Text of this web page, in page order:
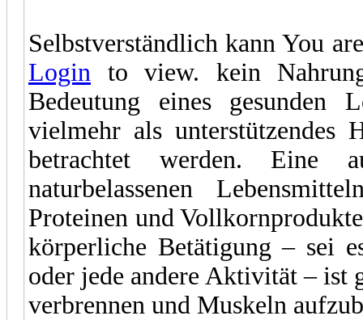
Selbstverständlich kann You
Login to view. kein
Bedeutung eines gesunden
vielmehr als unterstützendes
betrachtet werden. Eine
naturbelassenen
Proteinen und
körperliche Betätigung – sei
oder jede andere Aktivität –
verbrennen und Muskeln